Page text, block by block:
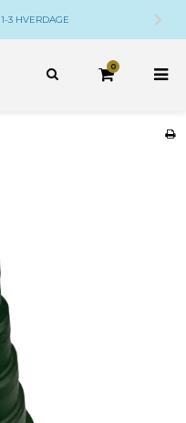
1-3 HVERDAGE
0